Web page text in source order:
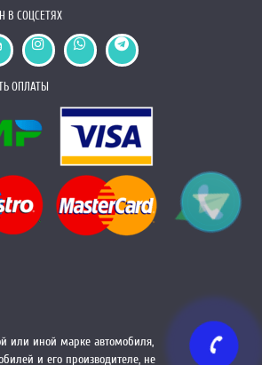
В СОЦСЕТЯХ
ОПЛАТЫ
или иной марке автомобиля,
и его производителе, не